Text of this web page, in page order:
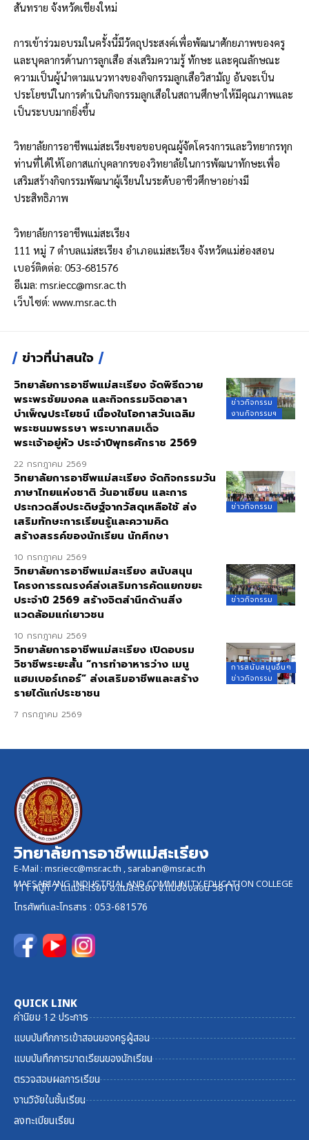
สันทราย จังหวัดเชียงใหม่
การเข้าร่วมอบรมในครั้งนี้มีวัตถุประสงค์เพื่อพัฒนาศักยภาพของครู
และบุคลากรด้านการลูกเสือ ส่งเสริมความรู้ ทักษะ และคุณลักษณะ
ความเป็นผู้นำตามแนวทางของกิจกรรมลูกเสือวิสามัญ อันจะเป็น
ประโยชน์ในการดำเนินกิจกรรมลูกเสือในสถานศึกษาให้มีคุณภาพและ
เป็นระบบมากยิ่งขึ้น
วิทยาลัยการอาชีพแม่สะเรียงขอขอบคุณผู้จัดโครงการและวิทยากรทุก
ท่านที่ได้ให้โอกาสแก่บุคลากรของวิทยาลัยในการพัฒนาทักษะเพื่อ
เสริมสร้างกิจกรรมพัฒนาผู้เรียนในระดับอาชีวศึกษาอย่างมี
ประสิทธิภาพ
วิทยาลัยการอาชีพแม่สะเรียง
111 หมู่ 7 ตำบลแม่สะเรียง อำเภอแม่สะเรียง จังหวัดแม่ฮ่องสอน
เบอร์ติดต่อ: 053-681576
อีเมล: msr.iecc@msr.ac.th
เว็บไซต์: www.msr.ac.th
ข่าวที่น่าสนใจ
ข่าวกิจกรรม
งานกิจกรรมฯ
วิทยาลัยการอาชีพแม่สะเรียง จัดพิธีถวาย
พระพรชัยมงคล และกิจกรรมจิตอาสา
บำเพ็ญประโยชน์ เนื่องในโอกาสวันเฉลิม
พระชนมพรรษา พระบาทสมเด็จ
พระเจ้าอยู่หัว ประจำปีพุทธศักราช 2569
22 กรกฎาคม 2569
ข่าวกิจกรรม
วิทยาลัยการอาชีพแม่สะเรียง จัดกิจกรรมวัน
ภาษาไทยแห่งชาติ วันอาเซียน และการ
ประกวดสิ่งประดิษฐ์จากวัสดุเหลือใช้ ส่ง
เสริมทักษะการเรียนรู้และความคิด
สร้างสรรค์ของนักเรียน นักศึกษา
10 กรกฎาคม 2569
ข่าวกิจกรรม
วิทยาลัยการอาชีพแม่สะเรียง สนับสนุน
โครงการรณรงค์ส่งเสริมการคัดแยกขยะ
ประจำปี 2569 สร้างจิตสำนึกด้านสิ่ง
แวดล้อมแก่เยาวชน
10 กรกฎาคม 2569
การสนับสนุนอื่นๆ
ข่าวกิจกรรม
วิทยาลัยการอาชีพแม่สะเรียง เปิดอบรม
วิชาชีพระยะสั้น “การทำอาหารว่าง เมนู
แฮมเบอร์เกอร์” ส่งเสริมอาชีพและสร้าง
รายได้แก่ประชาชน
7 กรกฎาคม 2569
วิทยาลัยการอาชีพแม่สะเรียง
E-Mail : msr.iecc@msr.ac.th ,saraban@msr.ac.th
MAESARIANG INDUSTRIAL AND COMMUNITY EDUCATION COLLEGE
111 หมู่ที่ 7 ต.แม่สะเรียง อ.แม่สะเรียง จ.แม่ฮ่องสอน 58110
โทรศัพท์และโทรสาร : 053-681576
QUICK LINK
ค่านิยม 12 ประการ
แบบบันทึกการเข้าสอนของครูผู้สอน
แบบบันทึกการขาดเรียนของนักเรียน
ตรวจสอบผลการเรียน
งานวิจัยในชั้นเรียน
ลงทะเบียนเรียน